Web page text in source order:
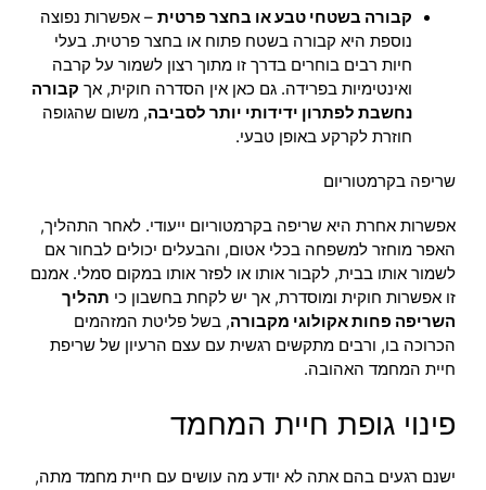
קבורה בשטחי טבע או בחצר פרטית – אפשרות נפוצה
נוספת היא קבורה בשטח פתוח או בחצר פרטית. בעלי
חיות רבים בוחרים בדרך זו מתוך רצון לשמור על קרבה
ואינטימיות בפרידה. גם כאן אין הסדרה חוקית, אך קבורה
נחשבת לפתרון ידידותי יותר לסביבה, משום שהגופה
חוזרת לקרקע באופן טבעי.
שריפה בקרמטוריום
אפשרות אחרת היא שריפה בקרמטוריום ייעודי. לאחר התהליך,
האפר מוחזר למשפחה בכלי אטום, והבעלים יכולים לבחור אם
לשמור אותו בבית, לקבור אותו או לפזר אותו במקום סמלי. אמנם
זו אפשרות חוקית ומוסדרת, אך יש לקחת בחשבון כי תהליך
השריפה פחות אקולוגי מקבורה, בשל פליטת המזהמים
הכרוכה בו, ורבים מתקשים רגשית עם עצם הרעיון של שריפת
חיית המחמד האהובה.
פינוי גופת חיית המחמד
ישנם רגעים בהם אתה לא יודע מה עושים עם חיית מחמד מתה,